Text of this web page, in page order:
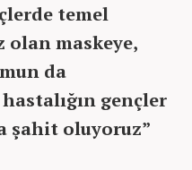
temel
maskeye,
da
gençler
şahit oluyoruz”